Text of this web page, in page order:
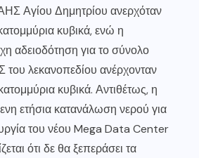
Αγίου Δημητρίου ανερχόταν
κυβικά, ενώ η
αδειοδότηση για το σύνολο
λεκανοπεδίου ανέρχονταν
κυβικά. Αντιθέτως, η
ετήσια κατανάλωση νερού για
του νέου Mega Data Center
ότι δε θα ξεπεράσει τα